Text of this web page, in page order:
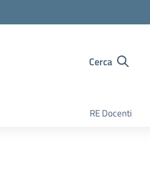
Cerca
RE Docenti